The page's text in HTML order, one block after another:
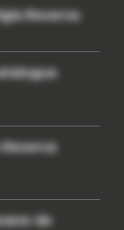
Reserva
de